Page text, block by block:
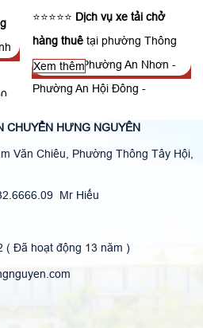
⭐⭐⭐⭐⭐ Dịch vụ xe tải chở
hàng thuê tại phường Thông
Tây Hội - Phường An Nhơn -
Phường An Hội Đông -
Có nhận chở hàng đi liên tỉnh,
Xem thêm
CHUYỂN HƯNG NGUYÊN
Văn Chiêu, Phường Thông Tây Hội,
Mr Hiếu
( Đã hoạt động 13 năm )